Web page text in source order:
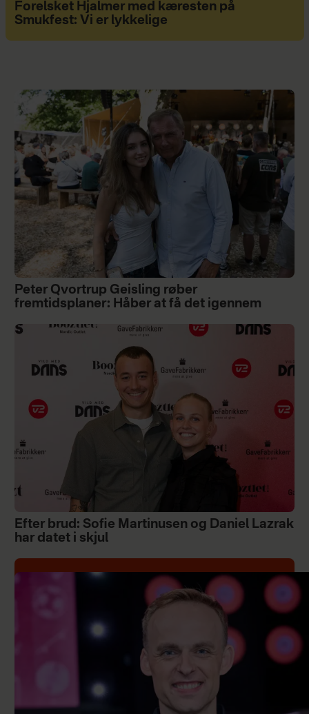
Forelsket Hjalmer med kæresten på
Smukfest: Vi er lykkelige
Peter Qvortrup Geisling røber
fremtidsplaner: Håber at få det igennem
Efter brud: Sofie Martinusen og Daniel Lazrak
har datet i skjul